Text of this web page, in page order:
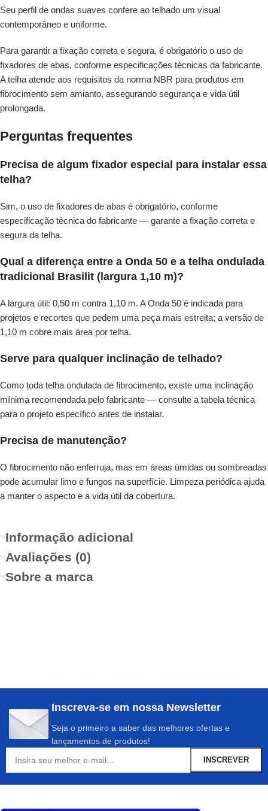
Seu perfil de ondas suaves confere ao telhado um visual
contemporâneo e uniforme.
Para garantir a fixação correta e segura, é obrigatório o uso de
fixadores de abas, conforme especificações técnicas da fabricante.
A telha atende aos requisitos da norma NBR para produtos em
fibrocimento sem amianto, assegurando segurança e vida útil
prolongada.
Perguntas frequentes
Precisa de algum fixador especial para instalar essa
telha?
Sim, o uso de fixadores de abas é obrigatório, conforme
especificação técnica do fabricante — garante a fixação correta e
segura da telha.
Qual a diferença entre a Onda 50 e a telha ondulada
tradicional Brasilit (largura 1,10 m)?
A largura útil: 0,50 m contra 1,10 m. A Onda 50 é indicada para
projetos e recortes que pedem uma peça mais estreita; a versão de
1,10 m cobre mais área por telha.
Serve para qualquer inclinação de telhado?
Como toda telha ondulada de fibrocimento, existe uma inclinação
mínima recomendada pelo fabricante — consulte a tabela técnica
para o projeto específico antes de instalar.
Precisa de manutenção?
O fibrocimento não enferruja, mas em áreas úmidas ou sombreadas
pode acumular limo e fungos na superfície. Limpeza periódica ajuda
a manter o aspecto e a vida útil da cobertura.
Informação adicional
Avaliações (0)
Sobre a marca
Inscreva-se em nossa Newsletter
Seja o primeiro a saber das melhores ofertas e
lançamentos de produtos!